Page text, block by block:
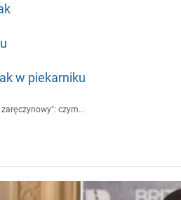
w piekarniku
czym...